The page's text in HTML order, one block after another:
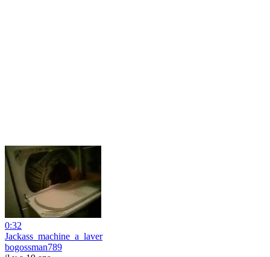
0:32
Jackass_machine_a_laver
bogossman789